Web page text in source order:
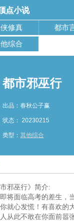
修真 都市
综合
都市邪巫行
出品：春秋公子赢
状态： 20230215
类型：其他综合
市邪巫行》简介:
将面临高考的差生，
你就心发慌！有喜欢的
从此不敢在你面前